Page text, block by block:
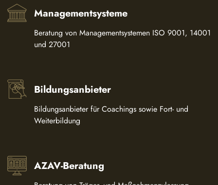
Managementsysteme
Beratung von Managementsystemen ISO 9001, 14001
und 27001
Bildungsanbieter
Bildungsanbieter für Coachings sowie Fort- und
Weiterbildung
AZAV-Beratung